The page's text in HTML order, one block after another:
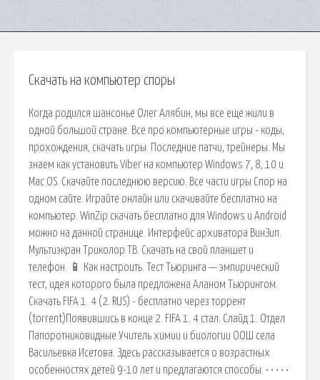
Скачать на компьютер споры
Когда родился шансонье Олег Алябин, мы все еще жили в
одной большой стране. Все про компьютерные игры - коды,
прохождения, скачать игры. Последние патчи, трейнеры. Мы
знаем как установить Viber на компьютер Windows 7, 8, 10 и
Mac OS. Скачайте последнюю версию. Все части игры Спор на
одном сайте. Играйте онлайн или скачивайте бесплатно на
компьютер. WinZip скачать бесплатно для Windows и Android
можно на данной странице. Интерфейс архиватора ВинЗип.
Мультиэкран Триколор ТВ. Скачать на свой планшет и
телефон. 📱 Как настроить. Тест Тьюринга — эмпирический
тест, идея которого была предложена Аланом Тьюрингом.
Скачать FIFA 1. 4 (2. RUS) - бесплатно через торрент
(torrent)Появившись в конце 2. FIFA 1. 4 стал. Слайд 1. Отдел
Папоротниковидные Учитель химии и биологии ООШ села
Васильевка Исетова. Здесь рассказывается о возрастных
особенностях детей 9-10 лет и предлагаются способы. • • • • •